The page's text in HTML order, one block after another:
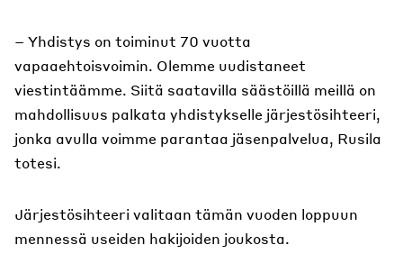
– Yhdistys on toiminut 70 vuotta
vapaaehtoisvoimin. Olemme uudistaneet
viestintäämme. Siitä saatavilla säästöillä meillä on
mahdollisuus palkata yhdistykselle järjestösihteeri,
jonka avulla voimme parantaa jäsenpalvelua, Rusila
totesi.
Järjestösihteeri valitaan tämän vuoden loppuun
mennessä useiden hakijoiden joukosta.